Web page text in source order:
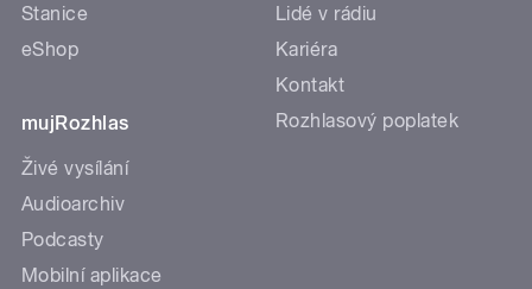
Stanice
eShop
mujRozhlas
Živé vysílání
Audioarchiv
Podcasty
Mobilní aplikace
Lidé v rádiu
Kariéra
Kontakt
Rozhlasový poplatek